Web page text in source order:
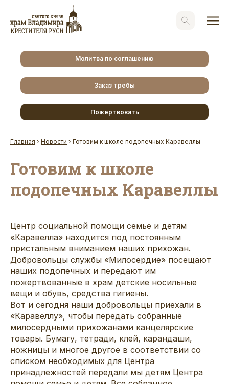
Молитва по соглашению
Заказ требы
Пожертвовать
Главная › Новости › Готовим к школе подопечных Каравеллы
Готовим к школе
подопечных Каравеллы
Центр социальной помощи семье и детям
«Каравелла» находится под постоянным
пристальным вниманием наших прихожан.
Добровольцы службы «Милосердие» посещают
наших подопечных и передают им
пожертвованные в храм детские носильные
вещи и обувь, средства гигиены.
Вот и сегодня наши добровольцы приехали в
«Каравеллу», чтобы передать собранные
милосердными прихожанами канцелярские
товары. Бумагу, тетради, клей, карандаши,
ножницы и многое другое в соответствии со
списком необходимых для Центра
принадлежностей передали мы детям Центра